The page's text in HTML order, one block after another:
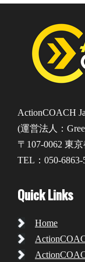
ActionCOACH
(運営法人：
〒107-0062 東
TEL：050-6863-
Quick Links
Home